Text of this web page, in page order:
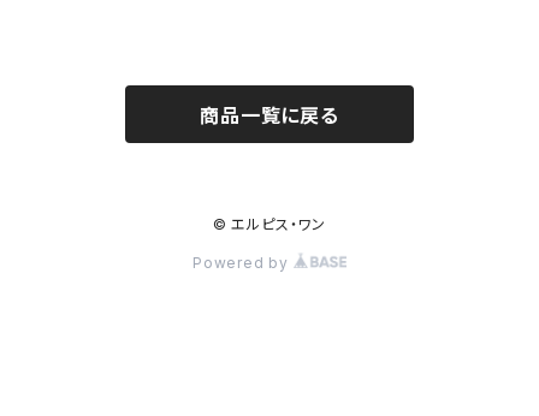
商品一覧に戻る
© エルピス・ワン
Powered by